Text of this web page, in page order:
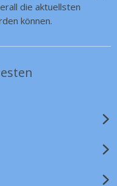
die aktuellsten
können.